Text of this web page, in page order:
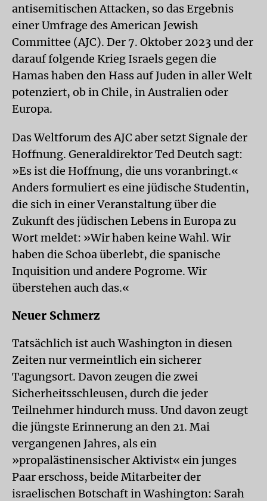
antisemitischen Attacken, so das Ergebnis
einer Umfrage des American Jewish
Committee (AJC). Der 7. Oktober 2023 und der
darauf folgende Krieg Israels gegen die
Hamas haben den Hass auf Juden in aller Welt
potenziert, ob in Chile, in Australien oder
Europa.
Das Weltforum des AJC aber setzt Signale der
Hoffnung. Generaldirektor Ted Deutch sagt:
»Es ist die Hoffnung, die uns voranbringt.«
Anders formuliert es eine jüdische Studentin,
die sich in einer Veranstaltung über die
Zukunft des jüdischen Lebens in Europa zu
Wort meldet: »Wir haben keine Wahl. Wir
haben die Schoa überlebt, die spanische
Inquisition und andere Pogrome. Wir
überstehen auch das.«
Neuer Schmerz
Tatsächlich ist auch Washington in diesen
Zeiten nur vermeintlich ein sicherer
Tagungsort. Davon zeugen die zwei
Sicherheitsschleusen, durch die jeder
Teilnehmer hindurch muss. Und davon zeugt
die jüngste Erinnerung an den 21. Mai
vergangenen Jahres, als ein
»propalästinensischer Aktivist« ein junges
Paar erschoss, beide Mitarbeiter der
israelischen Botschaft in Washington: Sarah